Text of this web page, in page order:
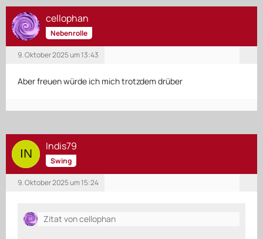
cellophan
Nebenrolle
9. Oktober 2025 um 13:43
Aber freuen würde ich mich trotzdem drüber
Indis79
Swing
9. Oktober 2025 um 15:24
Zitat von cellophan